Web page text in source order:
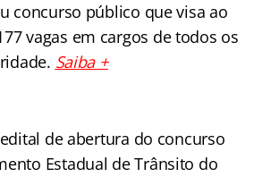
concurso público que visa ao
vagas em cargos de todos os
Saiba +
de abertura do concurso
Estadual de Trânsito do